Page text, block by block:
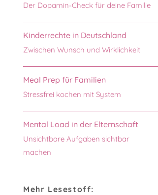
Der Dopamin-Check für deine Familie
Kinderrechte in Deutschland
Zwischen Wunsch und Wirklichkeit
Meal Prep für Familien
Stressfrei kochen mit System
Mental Load in der Elternschaft
Unsichtbare Aufgaben sichtbar
machen
Mehr Lesestoff: